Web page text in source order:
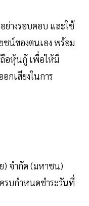
างรอบคอบ และใช้
น์ของตนเอง พร้อม
อหุ้นกู้ เพื่อให้มี
กเสียงในการ
) จำกัด (มหาชน)
รบกำหนดชำระวันที่